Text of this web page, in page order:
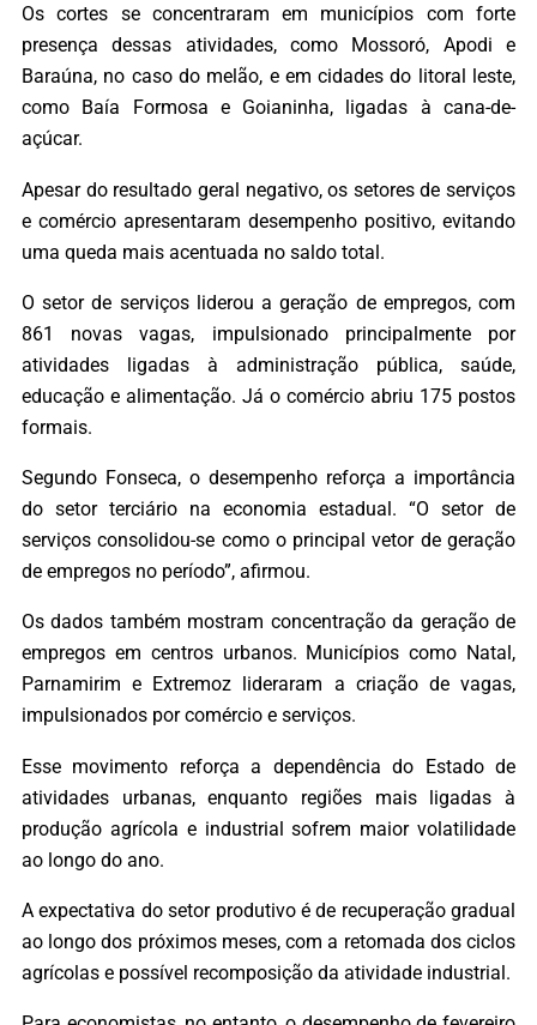
Os cortes se concentraram em municípios com forte
presença dessas atividades, como Mossoró, Apodi e
Baraúna, no caso do melão, e em cidades do litoral leste,
como Baía Formosa e Goianinha, ligadas à cana-de-
açúcar.
Apesar do resultado geral negativo, os setores de serviços
e comércio apresentaram desempenho positivo, evitando
uma queda mais acentuada no saldo total.
O setor de serviços liderou a geração de empregos, com
861 novas vagas, impulsionado principalmente por
atividades ligadas à administração pública, saúde,
educação e alimentação. Já o comércio abriu 175 postos
formais.
Segundo Fonseca, o desempenho reforça a importância
do setor terciário na economia estadual. “O setor de
serviços consolidou-se como o principal vetor de geração
de empregos no período”, afirmou.
Os dados também mostram concentração da geração de
empregos em centros urbanos. Municípios como Natal,
Parnamirim e Extremoz lideraram a criação de vagas,
impulsionados por comércio e serviços.
Esse movimento reforça a dependência do Estado de
atividades urbanas, enquanto regiões mais ligadas à
produção agrícola e industrial sofrem maior volatilidade
ao longo do ano.
A expectativa do setor produtivo é de recuperação gradual
ao longo dos próximos meses, com a retomada dos ciclos
agrícolas e possível recomposição da atividade industrial.